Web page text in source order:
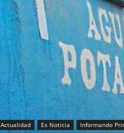
Actualidad Es Noticia Informando